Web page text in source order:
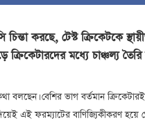
চিন্তা করছে, টেস্ট ক্রিকেটকে
মধ্যে চাঞ্চল্য তৈরি
বলছেন। বেশির ভাগ বর্তমান
এই ফরম্যাটের বাণিজ্যিকীকরণ